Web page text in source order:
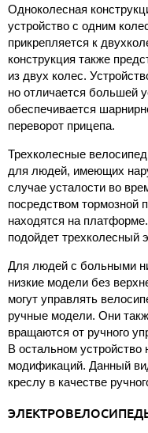
Одноколесная
устройство с одним
прикрепляется к
конструкция также
из двух колес.
но отличается большей
обеспечивается
переворот прицепа.
Трехколесные
для людей, имеющих
случае усталости во
посредством тормозной
находятся на
подойдет трехколесный
Для людей с больными
низкие модели без
могут управлять
ручные модели. Они
вращаются от ручного
В остальном
модификаций. Данный
креслу в качестве